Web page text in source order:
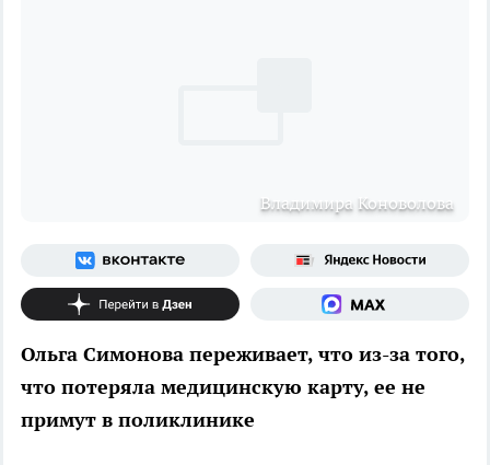
Владимира Коноволова
Ольга Симонова переживает, что из-за того,
что потеряла медицинскую карту, ее не
примут в поликлинике